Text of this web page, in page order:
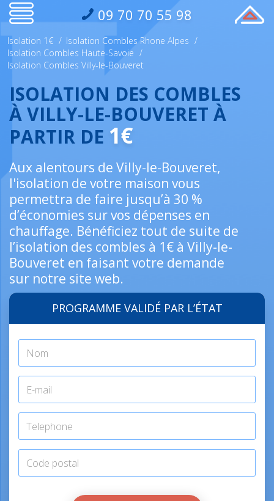
09 70 70 55 98
Isolation 1€ / Isolation Combles Rhone Alpes /
Isolation Combles Haute-Savoie /
Isolation Combles Villy-le-Bouveret
ISOLATION DES COMBLES
À VILLY-LE-BOUVERET À
PARTIR DE 1€
Aux alentours de Villy-le-Bouveret,
l'isolation de votre maison vous
permettra de faire jusqu’à 30 %
d’économies sur vos dépenses en
chauffage. Bénéficiez tout de suite de
l’isolation des combles à 1€ à Villy-le-
Bouveret en faisant votre demande
sur notre site web.
PROGRAMME VALIDÉ PAR L’ÉTAT